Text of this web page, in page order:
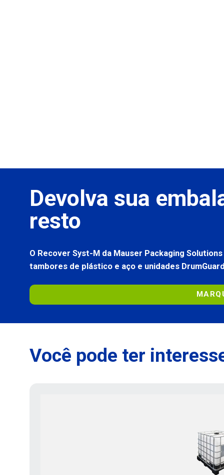
Devolva sua
resto
O Recover Syst-M da Mauser Packaging
tambores de plástico e aço e unidades
Você pode ter